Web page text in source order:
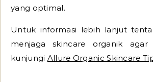
yang optimal.
Untuk informasi lebih lanjut
menjaga skincare organik
kunjungi Allure Organic Skincare